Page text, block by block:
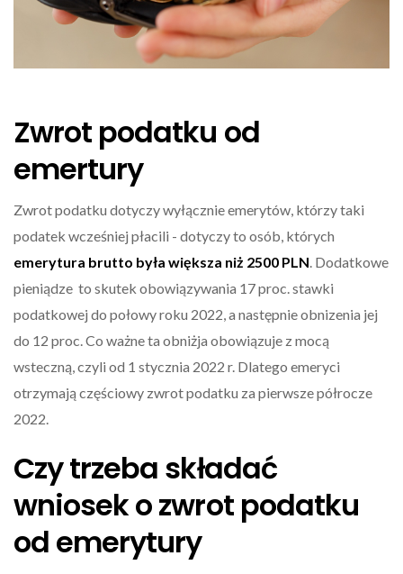
Zwrot podatku od
emertury
Zwrot podatku dotyczy wyłącznie emerytów, którzy taki
podatek wcześniej płacili - dotyczy to osób, których
emerytura brutto była większa niż 2500 PLN . Dodatkowe
pieniądze to skutek obowiązywania 17 proc. stawki
podatkowej do połowy roku 2022, a następnie obnizenia jej
do 12 proc. Co ważne ta obniżja obowiązuje z mocą
wsteczną, czyli od 1 stycznia 2022 r. Dlatego emeryci
otrzymają częściowy zwrot podatku za pierwsze półrocze
2022.
Czy trzeba składać
wniosek o zwrot podatku
od emerytury